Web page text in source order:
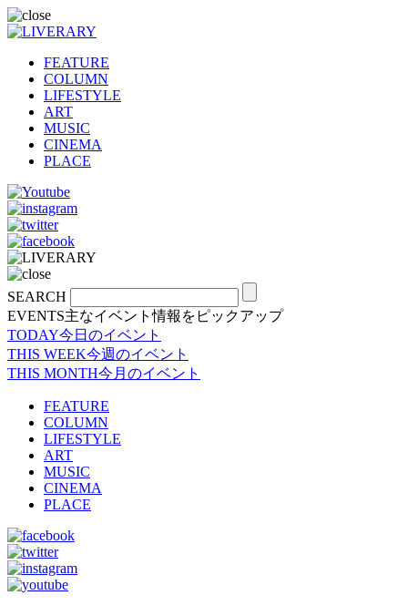
FEATURE
COLUMN
LIFESTYLE
ART
MUSIC
CINEMA
PLACE
SEARCH
EVENTS主なイベント情報をピックアップ
TODAY今日のイベント
THIS WEEK今週のイベント
THIS MONTH今月のイベント
FEATURE
COLUMN
LIFESTYLE
ART
MUSIC
CINEMA
PLACE